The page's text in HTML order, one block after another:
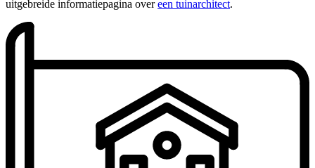
uitgebreide informatiepagina overeen tuinarchitect.